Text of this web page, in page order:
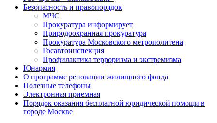
Безопасность и правопорядок
МЧС
Прокуратура информирует
Природоохранная прокуратура
Прокуратура Московского метрополитена
Госавтоинспекция
Профилактика терроризма и экстремизма
Юнармия
О программе реновации жилищного фонда
Полезные телефоны
Электронная приемная
Порядок оказания бесплатной юридической помощи в
городе Москве